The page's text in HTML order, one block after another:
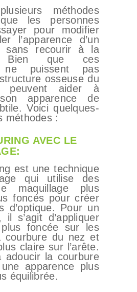
méthodes
les personnes
pour modifier
l’apparence d’un
sans recourir à la
Bien que ces
ne puissent pas
osseuse du
peuvent aider à
apparence de
Voici quelques-
méthodes :
AVEC LE
est une technique
qui utilise des
maquillage plus
foncés pour créer
d’optique. Pour un
il s’agit d’appliquer
foncée sur les
courbure du nez et
claire sur l’arête.
adoucir la courbure
apparence plus
équilibrée.